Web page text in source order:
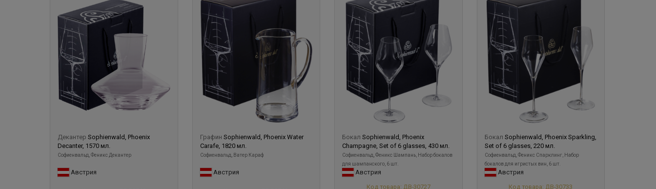
Декантер Sophienwald, Phoenix
Decanter, 1570 мл.
Софиенвальд, Феникс Декантер
Австрия
Графин Sophienwald, Phoenix Water
Carafe, 1820 мл.
Софиенвальд, Ватер Караф
Австрия
Бокал Sophienwald, Phoenix
Champagne, Set of 6 glasses, 430 мл.
Софиенвальд, Феникс Шампань, Набор бокалов
для шампанского, 6 шт.
Австрия
Код товара: ДВ-30727
Бокал Sophienwald, Phoenix Sparkling,
Set of 6 glasses, 220 мл.
Софиенвальд, Феникс Спарклинг, Набор
бокалов для игристых вин, 6 шт.
Австрия
Код товара: ДВ-30733